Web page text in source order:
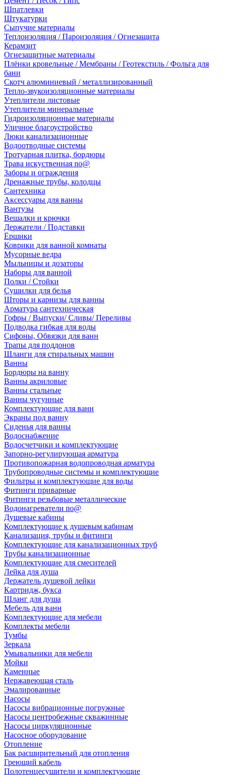
Шпатлевки
Штукатурки
Сыпучие материалы
Теплоизоляция / Пароизоляция / Огнезащита
Керамзит
Огнезащитные материалы
Плёнки кровельные / Мембраны / Геотекстиль / Фольга для
бани
Скотч алюминиевый / металлизированный
Тепло-звукоизоляционные материалы
Утеплители листовые
Утеплители минеральные
Гидроизоляционные материалы
Уличное благоустройство
Люки канализационные
Водоотводные системы
Тротуарная плитка, бордюры
Трава искуственная no@
Заборы и ограждения
Дренажные трубы, колодцы
Сантехника
Аксессуары для ванны
Вантузы
Вешалки и крючки
Держатели / Подставки
Ёршики
Коврики для ванной комнаты
Мусорные ведра
Мыльницы и дозаторы
Наборы для ванной
Полки / Стойки
Сушилки для белья
Шторы и карнизы для ванны
Арматура сантехническая
Гофры / Выпуски/ Сливы/ Переливы
Подводка гибкая для воды
Сифоны, Обвязки для ванн
Трапы для поддонов
Шланги для стиральных машин
Ванны
Бордюры на ванну
Ванны акриловые
Ванны стальные
Ванны чугунные
Комплектующие для ванн
Экраны под ванну
Сиденья для ванны
Водоснабжение
Водосчетчики и комплектующие
Запорно-регулирующая арматура
Противопожарная водопроводная арматура
Трубопроводные системы и комплектующие
Фильтры и комплектующие для воды
Фитинги приварные
Фитинги резьбовые металлические
Водонагреватели no@
Душевые кабины
Комплектующие к душевым кабинам
Канализация, трубы и фитинги
Комплектующие для канализационных труб
Трубы канализационные
Комплектующие для смесителей
Лейка для душа
Держатель душевой лейки
Картридж, букса
Шланг для душа
Мебель для ванн
Комплектующие для мебели
Комплекты мебели
Тумбы
Зеркала
Умывальники для мебели
Мойки
Каменные
Нержавеющая сталь
Эмалированные
Насосы
Насосы вибрационные погружные
Насосы центробежные скважинные
Насосы циркуляционные
Насосное оборудование
Отопление
Бак расширительный для отопления
Греющий кабель
Полотенцесушители и комплектующие